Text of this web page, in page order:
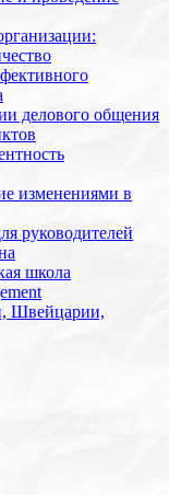
делового общения
изменениями в
руководителей
школа
Швейцарии,